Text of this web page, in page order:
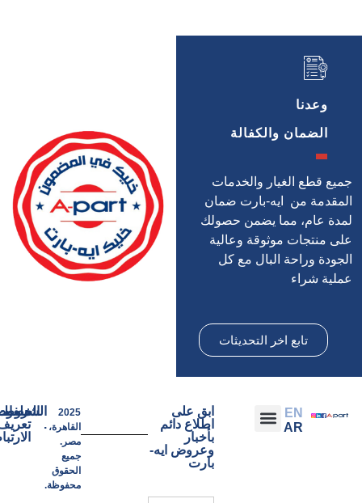
وعدنا
الضمان والكفالة
قطع الغيار والخدمات
من ايه-بارت ضمان
عام، مما يضمن حصولك
منتجات موثوقة وعالية
وراحة البال مع كل
شراء
تابع اخر التحديثات
EN
ابق على
اطلاع دائم
بأخبار
وعروض ايه-
القاهرة،
محفوظة.
الشروط
.
الخصوصية.
ملفات
تعريف
الارتباط